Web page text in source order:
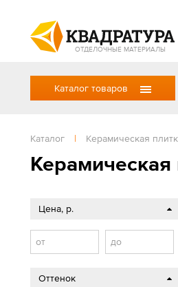
ОТДЕЛОЧНЫЕ МАТЕРИАЛЫ
Каталог товаров
Каталог | Керамическая
Керамическая
Цена, р.
от до
Оттенок